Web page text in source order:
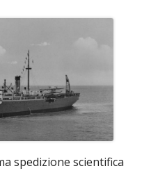
spedizione scientifica